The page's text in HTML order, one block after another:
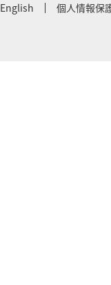
English 個人情報保